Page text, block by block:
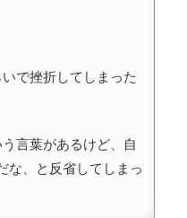
で挫折してしまった
言葉があるけど、自
な、と反省してしまっ